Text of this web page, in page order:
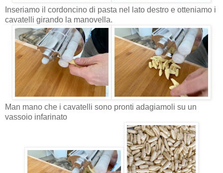
Inseriamo il cordoncino di pasta nel lato destro e otteniamo i
cavatelli girando la manovella.
Man mano che i cavatelli sono pronti adagiamoli su un
vassoio infarinato